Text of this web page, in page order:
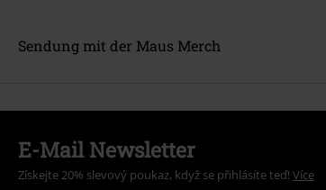
Sendung mit der Maus Merch
E-Mail Newsletter
Získejte 20% slevový poukaz, když se přihlásíte teď! Více